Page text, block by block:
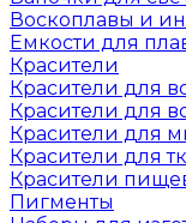
Воскоплавы и
Емкости для
Красители
Красители для
Красители для
Красители для
Красители для
Красители
Пигменты